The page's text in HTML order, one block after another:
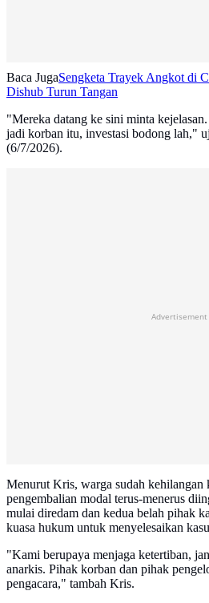
Baca JugaSengketa Trayek Angkot di
Dishub Turun Tangan
"Mereka datang ke sini minta
jadi korban itu, investasi bodong lah,"
(6/7/2026).
Advertisement
Menurut Kris, warga sudah kehilangan
pengembalian modal terus-menerus
mulai diredam dan kedua belah pihak
kuasa hukum untuk menyelesaikan
"Kami berupaya menjaga ketertiban,
anarkis. Pihak korban dan pihak
pengacara," tambah Kris.